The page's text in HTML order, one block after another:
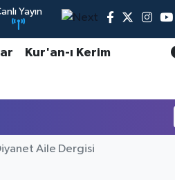
Yayın
Kur'an-ı Kerim
Aile Dergisi